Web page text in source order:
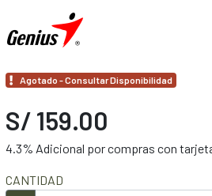
Agotado - Consultar Disponibilidad
S/ 159.00
4.3% Adicional por compras con
CANTIDAD